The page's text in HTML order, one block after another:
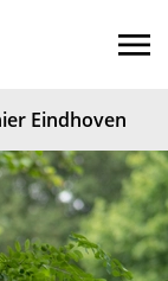
Eindhoven